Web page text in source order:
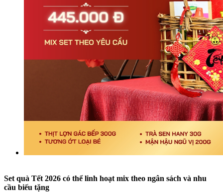
Set quà Tết 2026 có thể linh hoạt mix theo ngân sách và nhu
cầu biếu tặng